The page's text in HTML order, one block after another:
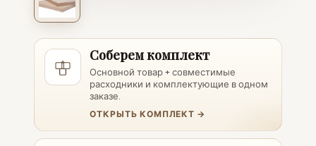
Соберем комплект
Основной товар + совместимые
расходники и комплектующие в одном
заказе.
ОТКРЫТЬ КОМПЛЕКТ →